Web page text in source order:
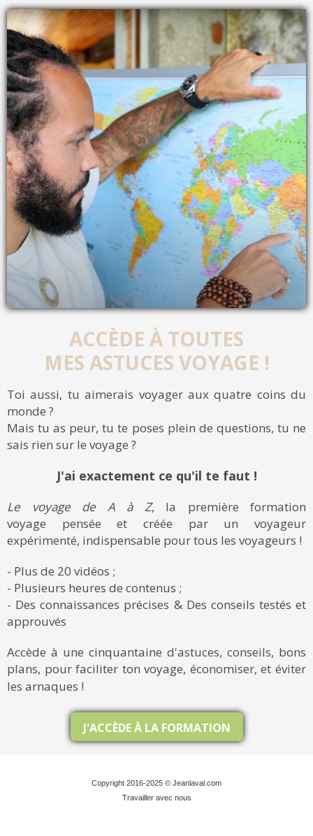
ACCÈDE À TOUTES
MES ASTUCES VOYAGE !
Toi aussi, tu aimerais voyager aux quatre coins du
monde ?
Mais tu as peur, tu te poses plein de questions, tu ne
sais rien sur le voyage ?
J'ai exactement ce qu'il te faut !
Le voyage de A à Z, la première formation
voyage pensée et créée par un voyageur
expérimenté, indispensable pour tous les voyageurs !
- Plus de 20 vidéos ;
- Plusieurs heures de contenus ;
- Des connaissances précises & Des conseils testés et
approuvés
Accède à une cinquantaine d'astuces, conseils, bons
plans, pour faciliter ton voyage, économiser, et éviter
les arnaques !
J'ACCÈDE À LA FORMATION
Copyright 2016-2025 © Jeanlaval.com
Travailler avec nous